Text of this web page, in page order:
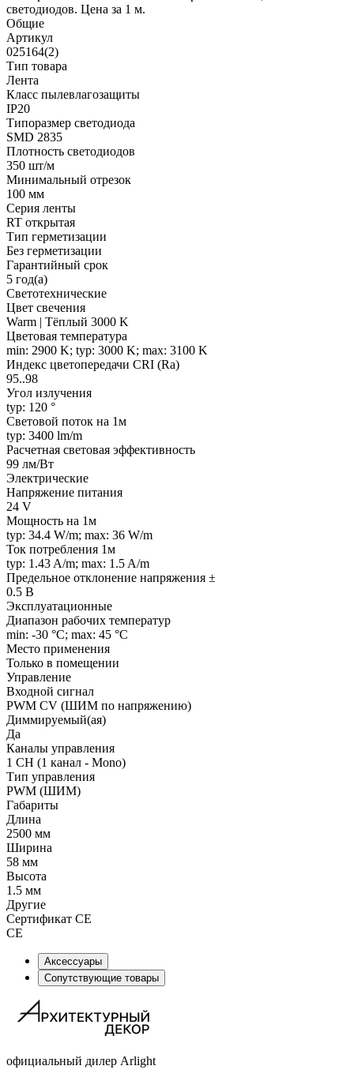
светодиодов. Цена за 1 м.
Общие
Артикул
025164(2)
Тип товара
Лента
Класс пылевлагозащиты
IP20
Типоразмер светодиода
SMD 2835
Плотность светодиодов
350 шт/м
Минимальный отрезок
100 мм
Серия ленты
RT открытая
Тип герметизации
Без герметизации
Гарантийный срок
5 год(а)
Светотехнические
Цвет свечения
Warm | Тёплый 3000 K
Цветовая температура
min: 2900 K; typ: 3000 K; max: 3100 K
Индекс цветопередачи CRI (Ra)
95..98
Угол излучения
typ: 120 °
Световой поток на 1м
typ: 3400 lm/m
Расчетная световая эффективность
99 лм/Вт
Электрические
Напряжение питания
24 V
Мощность на 1м
typ: 34.4 W/m; max: 36 W/m
Ток потребления 1м
typ: 1.43 A/m; max: 1.5 A/m
Предельное отклонение напряжения ±
0.5 В
Эксплуатационные
Диапазон рабочих температур
min: -30 °C; max: 45 °C
Место применения
Только в помещении
Управление
Входной сигнал
PWM СV (ШИМ по напряжению)
Диммируемый(ая)
Да
Каналы управления
1 CH (1 канал - Mono)
Тип управления
PWM (ШИМ)
Габариты
Длина
2500 мм
Ширина
58 мм
Высота
1.5 мм
Другие
Сертификат CE
CE
Аксессуары
Сопутствующие товары
официальный дилер Arlight